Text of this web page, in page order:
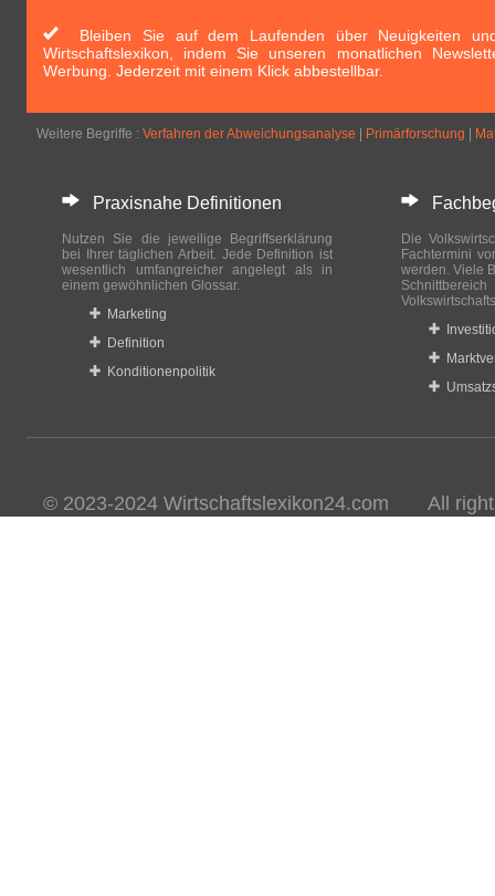
Bleiben Sie auf dem Laufenden über Neuigkeiten
Wirtschaftslexikon, indem Sie unseren monatlichen
Werbung. Jederzeit mit einem Klick abbestellbar.
Weitere Begriffe : Verfahren der Abweichungsanalyse Primärforschung
Praxisnahe Definitionen
Nutzen Sie die jeweilige Begriffserklärung
bei Ihrer täglichen Arbeit. Jede Definition ist
wesentlich umfangreicher angelegt als in
einem gewöhnlichen Glossar.
Marketing
Definition
Konditionenpolitik
Die
Fachtermini
werden. Viele
© 2023-2024 Wirtschaftslexikon24.com All